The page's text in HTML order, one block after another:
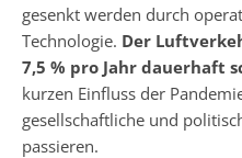
gesenkt werden durch
Technologie. Der
7,5 % pro Jahr dauerhaft
kurzen Einfluss der
gesellschaftliche und
passieren.